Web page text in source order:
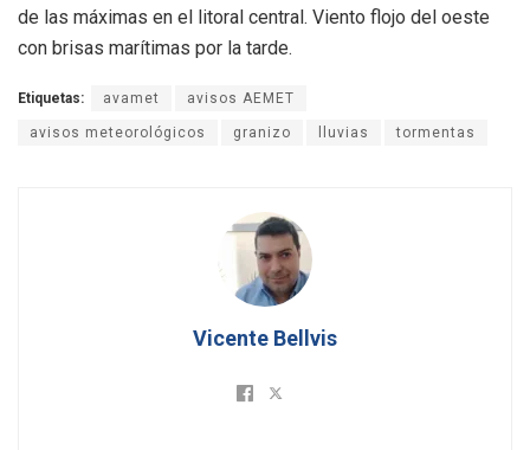
de las máximas en el litoral central. Viento flojo del oeste
con brisas marítimas por la tarde.
Etiquetas: avamet avisos AEMET
avisos meteorológicos granizo lluvias tormentas
Vicente Bellvis